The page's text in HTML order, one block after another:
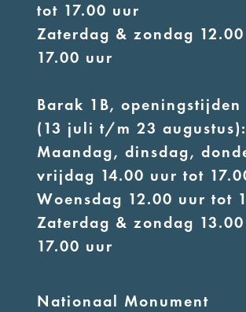
tot 17.00 uur
Zaterdag & zondag
17.00 uur
Barak 1B, openingstijden
(13 juli t/m 23 augustus):
Maandag, dinsdag,
vrijdag 14.00 uur tot
Woensdag 12.00 uur tot
Zaterdag & zondag
17.00 uur
Nationaal Monument